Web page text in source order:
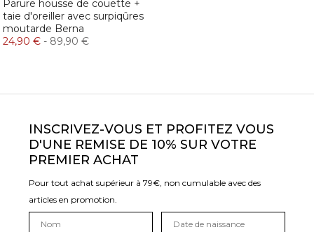
Parure housse de couette +
taie d'oreiller avec surpiqûres
moutarde Berna
24,90 € - 89,90 €
INSCRIVEZ-VOUS ET PROFITEZ VOUS
D'UNE REMISE DE 10% SUR VOTRE
PREMIER ACHAT
Pour tout achat supérieur à 79€, non cumulable avec des
articles en promotion.